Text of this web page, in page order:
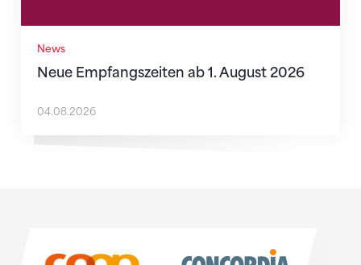
News
Neue Empfangszeiten ab 1. August 2026
04.08.2026